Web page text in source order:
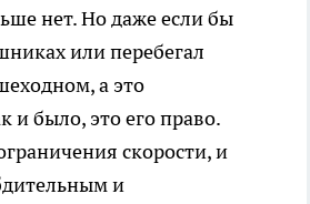
нет. Но даже если бы
или перебегал
а это
и было, это его право.
скорости, и
и